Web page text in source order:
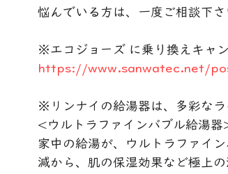
悩んでいる方は、一度ご相談下さ
※エコジョーズ に乗り換えキャ
https://www.sanwatec.net/
※リンナイの給湯器は、多彩なラ
<ウルトラファインバブル給湯器
家中の給湯が、ウルトラファイ
減から、肌の保湿効果など極上